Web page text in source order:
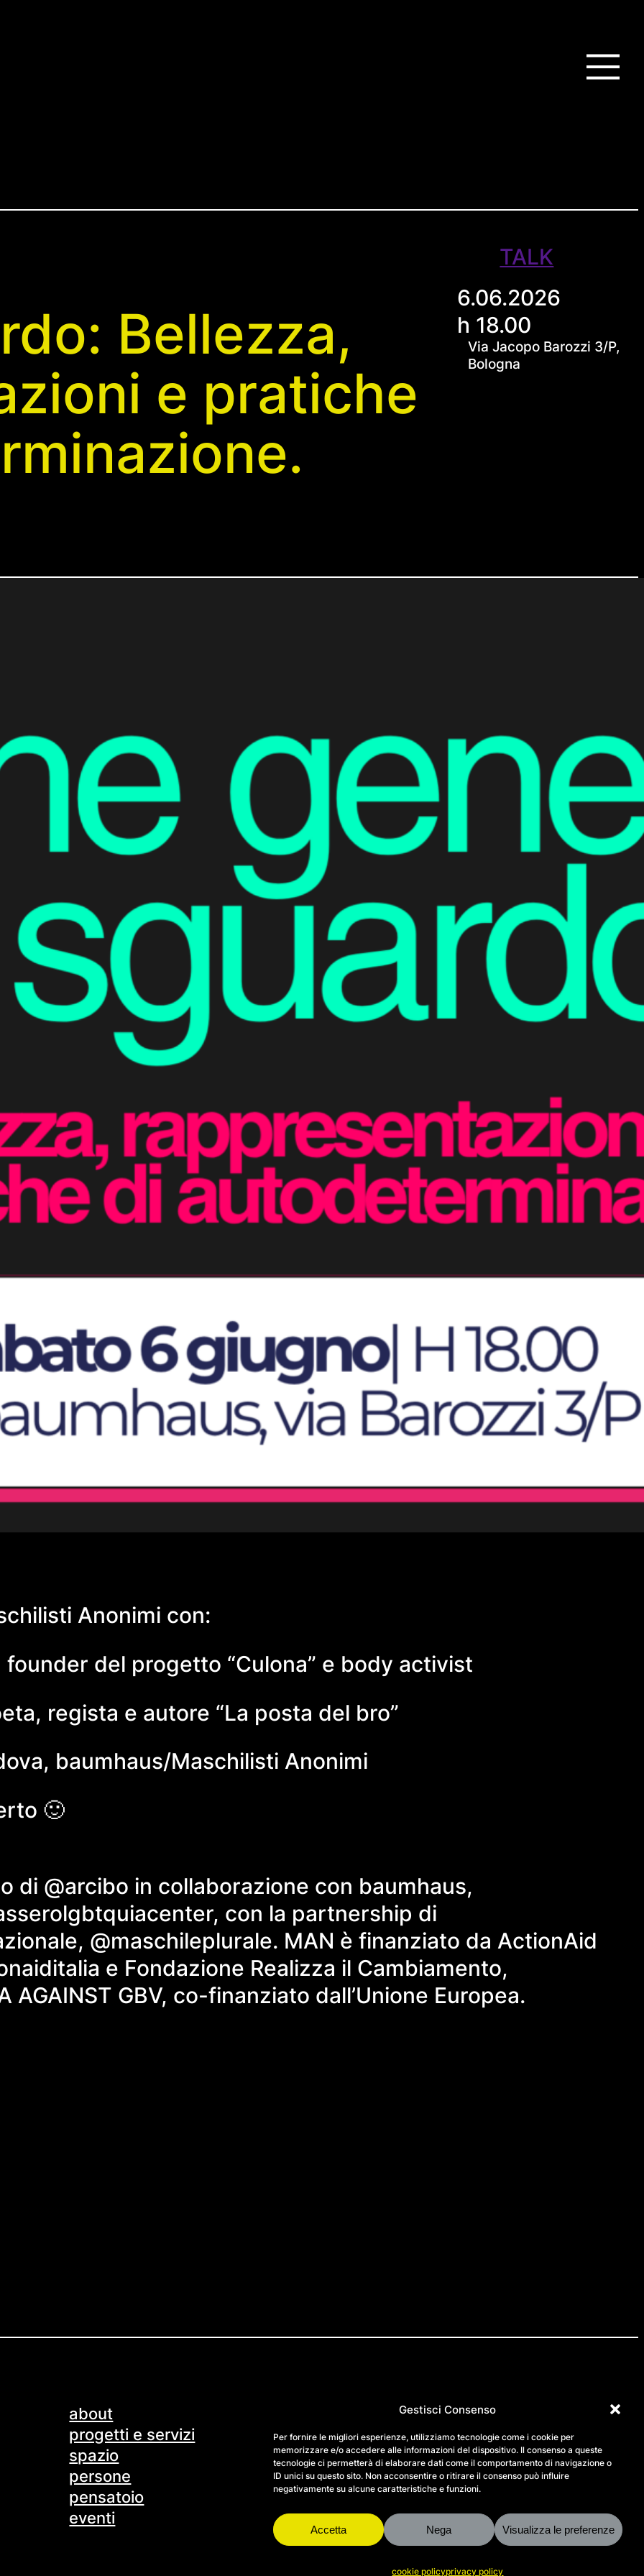
Gestisci Consenso
Per fornire le migliori esperienze, utilizziamo tecnologie come i cookie per
memorizzare e/o accedere alle informazioni del dispositivo. Il consenso a queste
tecnologie ci permetterà di elaborare dati come il comportamento di navigazione o
ID unici su questo sito. Non acconsentire o ritirare il consenso può influire
negativamente su alcune caratteristiche e funzioni.
Accetta Nega Visualizza le preferenze
cookie policyprivacy policy
TALK
6.06.2026
h 18.00
Via Jacopo Barozzi 3/P,
Bologna
Bellezza,
e pratiche
Anonimi con:
del progetto “Culona” e body activist
regista e autore “La posta del bro”
baumhaus/Maschilisti Anonimi
🙂
di @arcibo in collaborazione con baumhaus,
con la partnership di
@maschileplurale. MAN è finanziato da ActionAid
e Fondazione Realizza il Cambiamento,
AGAINST GBV, co-finanziato dall’Unione Europea.
about
progetti e servizi
spazio
persone
pensatoio
eventi
FB LN
contatti
support
cookie policy